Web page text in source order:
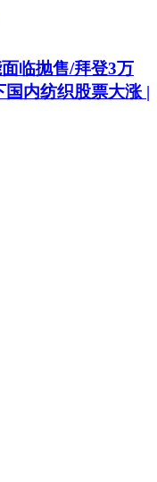
临抛售/拜登3万
内纺织股票大涨 |